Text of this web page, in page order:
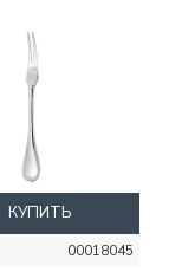
00018045
КУПИТЬ